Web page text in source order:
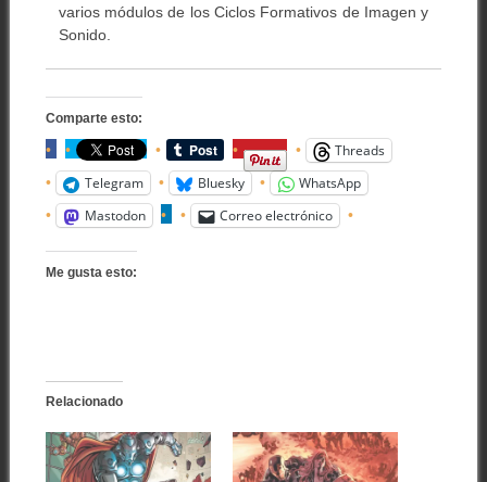
varios módulos de los Ciclos Formativos de Imagen y
Sonido.
Comparte esto:
Threads
Telegram
Bluesky
WhatsApp
Mastodon
Correo electrónico
Me gusta esto:
Relacionado